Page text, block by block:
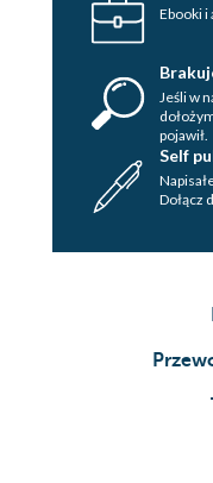
Ebooki i
Jeśli w
pojawił.
Self
Dołącz